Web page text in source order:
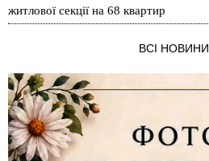
житлової секції на 68 квартир
ВСІ НОВИНИ